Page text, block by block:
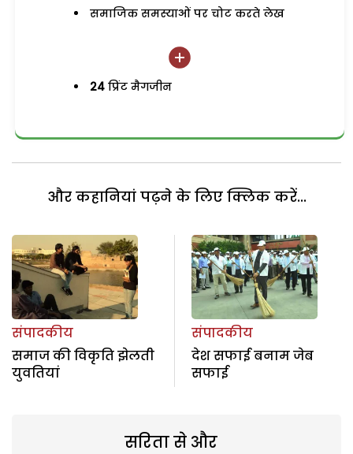
समाजिक समस्याओं पर चोट करते लेख
24 प्रिंट मैगजीन
और कहानियां पढ़ने के लिए क्लिक करें...
संपादकीय
समाज की विकृति झेलती
युवतियां
संपादकीय
देश सफाई बनाम जेब
सफाई
सरिता से और